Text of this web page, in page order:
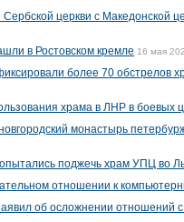
церкви с Македонской
в Ростовском кремле 16 мая
более 70 обстрелов
храма в ЛНР в боевых
монастырь
поджечь храм УПЦ во
отношении к
об осложнении отношений